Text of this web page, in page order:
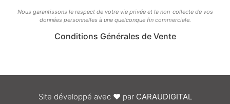
Nous garantissons le respect de votre vie privée et la non-collecte de vos
données personnelles à une quelconque fin commerciale.
Conditions Générales de Vente
Site développé avec ❤ par CARAUDIGITAL